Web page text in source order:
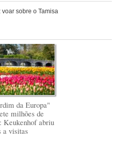
sobre o Tamisa
da Europa"
milhões de
Keukenhof abriu
a visitas